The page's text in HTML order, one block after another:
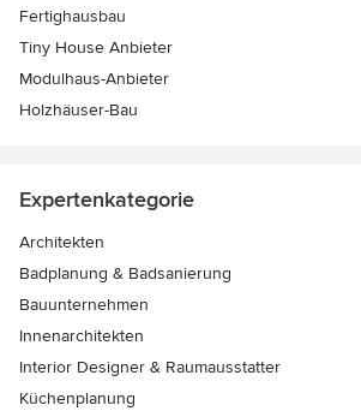
Fertighausbau
Tiny House Anbieter
Modulhaus-Anbieter
Holzhäuser-Bau
Expertenkategorie
Architekten
Badplanung & Badsanierung
Bauunternehmen
Innenarchitekten
Interior Designer & Raumausstatter
Küchenplanung